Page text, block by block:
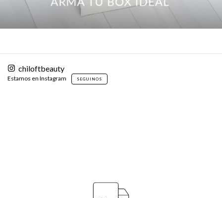
chiloftbeauty
Estamos en Instagram SEGUINOS